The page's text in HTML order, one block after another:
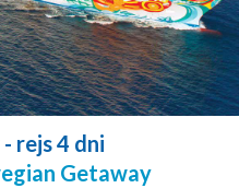
- rejs 4 dni
Getaway